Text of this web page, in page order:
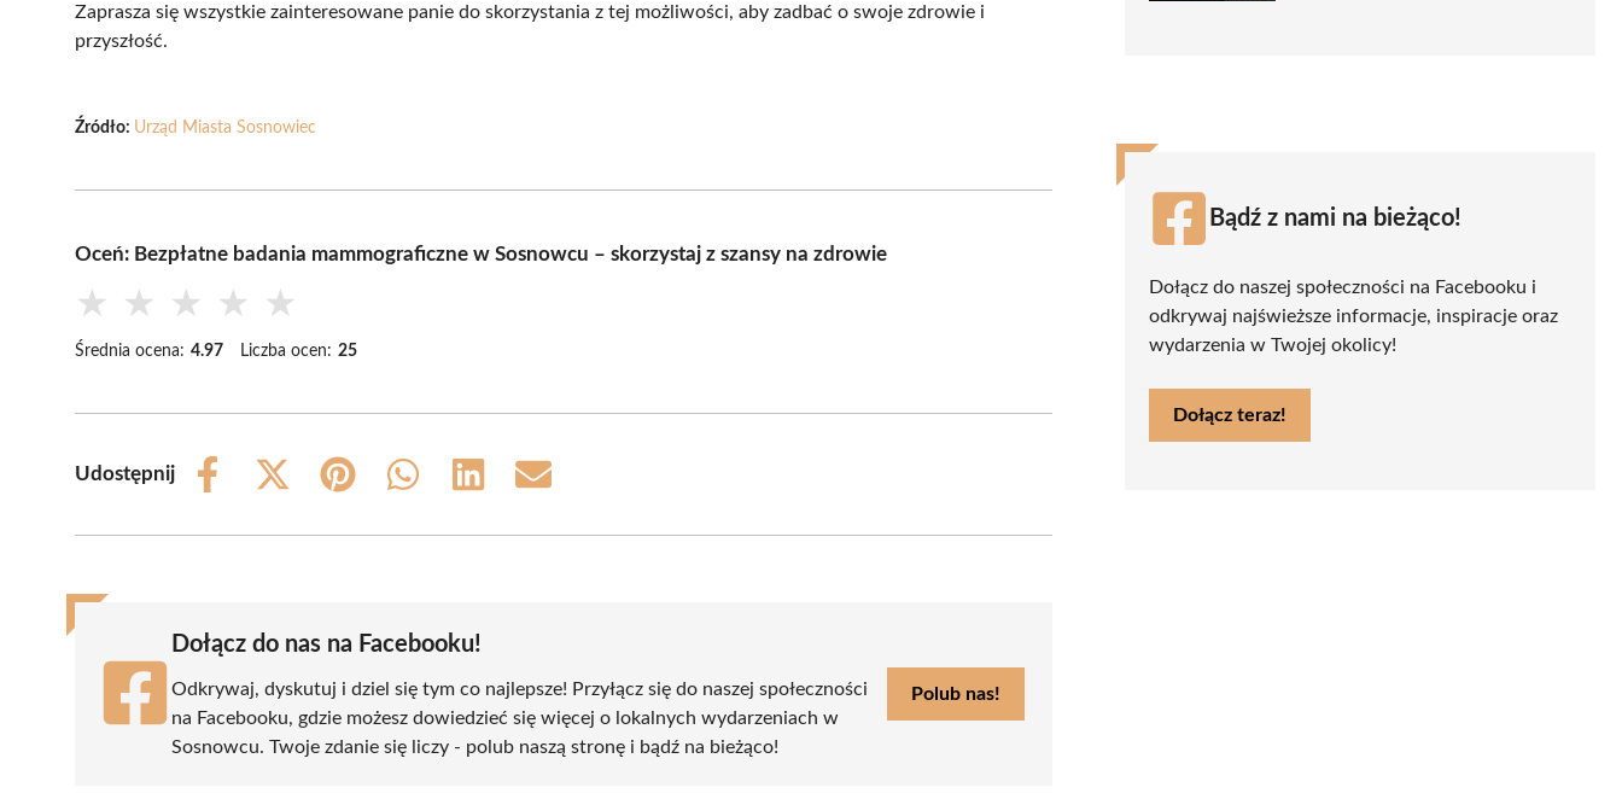
Zaprasza się wszystkie zainteresowane panie do skorzystania z tej możliwości, aby zadbać o swoje zdrowie i
przyszłość.
Źródło: Urząd Miasta Sosnowiec
Oceń: Bezpłatne badania mammograficzne w Sosnowcu – skorzystaj z szansy na zdrowie
★ ★ ★ ★ ★
Średnia ocena: 4.97 Liczba ocen: 25
Udostępnij
Share
Share
(Twitter)
Share
Share
Share
Share
Dołącz do nas na Facebooku!
Odkrywaj, dyskutuj i dziel się tym co najlepsze! Przyłącz się do naszej społeczności
na Facebooku, gdzie możesz dowiedzieć się więcej o lokalnych wydarzeniach w
Sosnowcu. Twoje zdanie się liczy - polub naszą stronę i bądź na bieżąco!
Polub nas!
Bądź z nami na bieżąco!
Dołącz do naszej społeczności na Facebooku i
odkrywaj najświeższe informacje, inspiracje oraz
wydarzenia w Twojej okolicy!
Dołącz teraz!